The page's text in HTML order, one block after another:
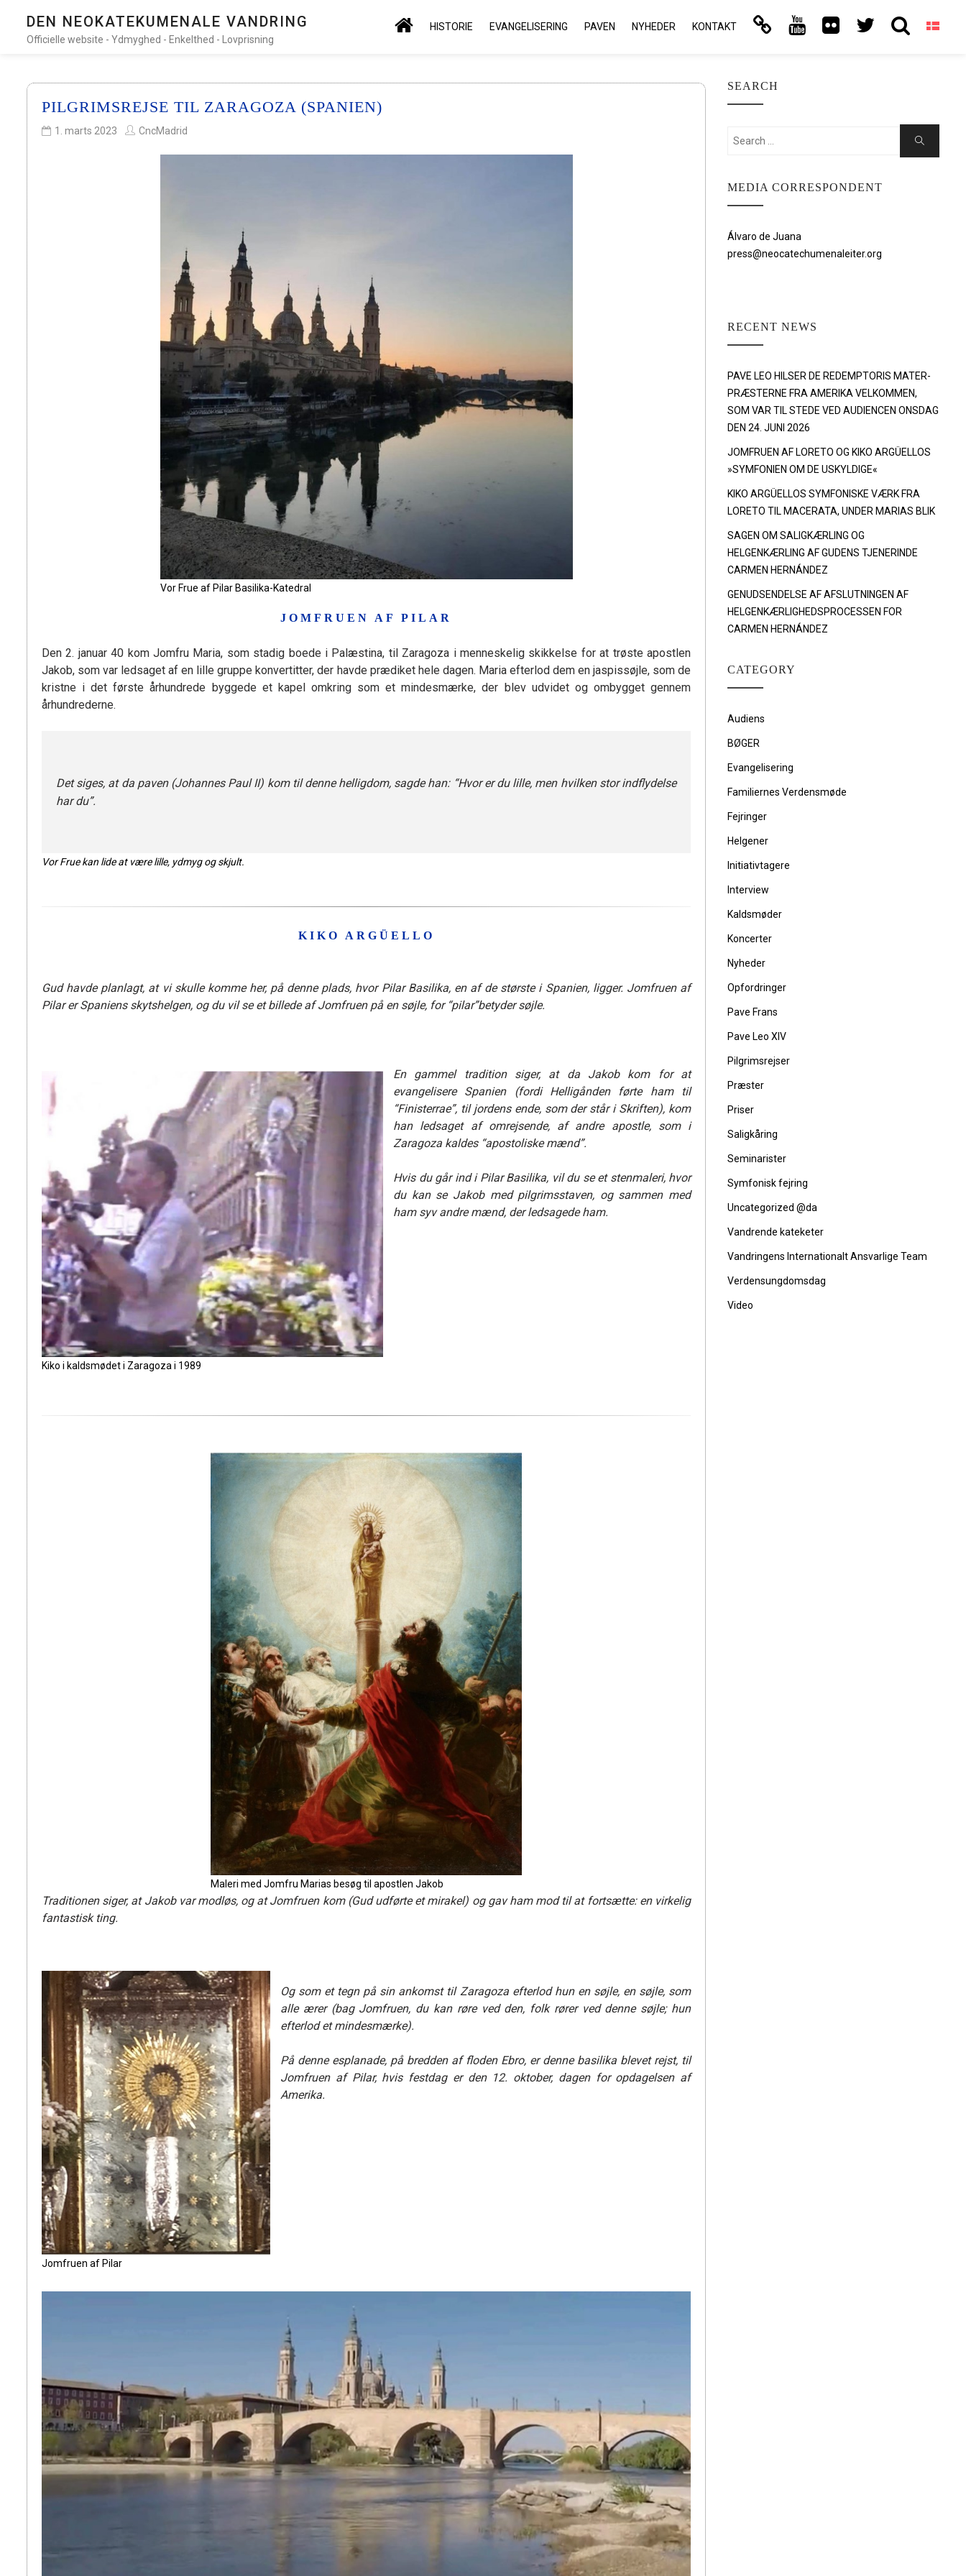
DEN NEOKATEKUMENALE VANDRING
Officielle website - Ydmyghed - Enkelthed - Lovprisning
HISTORIE EVANGELISERING PAVEN NYHEDER KONTAKT
PILGRIMSREJSE TIL ZARAGOZA (SPANIEN)
1. marts 2023 CncMadrid
Vor Frue af Pilar Basilika-Katedral
JOMFRUEN AF PILAR
Den 2. januar 40 kom Jomfru Maria, som stadig boede i Palæstina, til Zaragoza i menneskelig skikkelse for at trøste apostlen
Jakob, som var ledsaget af en lille gruppe konvertitter, der havde prædiket hele dagen. Maria efterlod dem en jaspissøjle, som de
kristne i det første århundrede byggede et kapel omkring som et mindesmærke, der blev udvidet og ombygget gennem
århundrederne.
Det siges, at da paven (Johannes Paul II) kom til denne helligdom, sagde han: “Hvor er du lille, men hvilken stor indflydelse
har du”.
Vor Frue kan lide at være lille, ydmyg og skjult.
KIKO ARGÜELLO
Gud havde planlagt, at vi skulle komme her, på denne plads, hvor PilarBasilika, en af de største i Spanien, ligger. Jomfruen af
Pilar er Spaniens skytshelgen, og du vil se et billede af Jomfruen på en søjle, for “pilar”betyder søjle.
Kiko i kaldsmødet i Zaragoza i 1989
En gammel tradition siger, at da Jakobkom for at
evangelisere Spanien (fordi Helligånden førte ham til
“Finisterrae”, til jordens ende, som der står i Skriften), kom
han ledsaget af omrejsende, af andre apostle, som i
Zaragoza kaldes “apostoliske mænd”.
Hvis du går ind i PilarBasilika, vil du se et stenmaleri, hvor
du kan se Jakobmed pilgrimsstaven, og sammen med
ham syv andre mænd, der ledsagede ham.
Maleri med Jomfru Marias besøg til apostlen Jakob
Traditionen siger, at Jakobvar modløs, og at Jomfruen kom (Gud udførte et mirakel) og gav ham mod til at fortsætte: en virkelig
fantastisk ting.
Jomfruen af Pilar
Og som et tegn på sin ankomst til Zaragoza efterlod hun en søjle, en søjle, som
alle ærer (bag Jomfruen, du kan røre ved den, folk rører ved denne søjle; hun
efterlod et mindesmærke).
På denne esplanade, på bredden af floden Ebro, er denne basilika blevet rejst, til
Jomfruen af Pilar, hvis festdag er den 12. oktober, dagen for opdagelsen af
Amerika.
SEARCH
Search
Search
MEDIA CORRESPONDENT
Álvaro de Juana
press@neocatechumenaleiter.org
RECENT NEWS
PAVE LEO HILSER DE REDEMPTORIS MATER-
PRÆSTERNE FRA AMERIKA VELKOMMEN,
SOM VAR TIL STEDE VED AUDIENCEN ONSDAG
DEN 24. JUNI 2026
JOMFRUEN AF LORETO OG KIKO ARGÜELLOS
»SYMFONIEN OM DE USKYLDIGE«
KIKO ARGÜELLOS SYMFONISKE VÆRK FRA
LORETO TIL MACERATA, UNDER MARIAS BLIK
SAGEN OM SALIGKÆRLING OG
HELGENKÆRLING AF GUDENS TJENERINDE
CARMEN HERNÁNDEZ
GENUDSENDELSE AF AFSLUTNINGEN AF
HELGENKÆRLIGHEDSPROCESSEN FOR
CARMEN HERNÁNDEZ
CATEGORY
Audiens
BØGER
Evangelisering
Familiernes Verdensmøde
Fejringer
Helgener
Initiativtagere
Interview
Kaldsmøder
Koncerter
Nyheder
Opfordringer
Pave Frans
Pave Leo XIV
Pilgrimsrejser
Præster
Priser
Saligkåring
Seminarister
Symfonisk fejring
Uncategorized @da
Vandrende kateketer
Vandringens Internationalt Ansvarlige Team
Verdensungdomsdag
Video